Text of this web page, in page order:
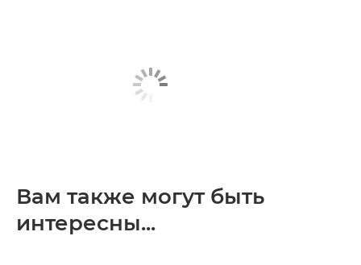
Вам также могут быть
интересны...